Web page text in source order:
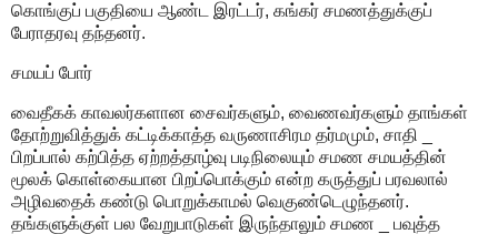
கொங்குப் பகுதியை ஆண்ட இரட்டர், கங்கர் சமணத்துக்குப்
பேராதரவு தந்தனர்.
சமயப் போர்
வைதீகக் காவலர்களான சைவர்களும், வைணவர்களும் தாங்கள்
தோற்றுவித்துக் கட்டிக்காத்த வருணாசிரம தர்மமும், சாதி _
பிறப்பால் கற்பித்த ஏற்றத்தாழ்வு படிநிலையும் சமண சமயத்தின்
மூலக் கொள்கையான பிறப்பொக்கும் என்ற கருத்துப் பரவலால்
அழிவதைக் கண்டு பொறுக்காமல் வெகுண்டெழுந்தனர்.
தங்களுக்குள் பல வேறுபாடுகள் இருந்தாலும் சமண _ பவுத்த